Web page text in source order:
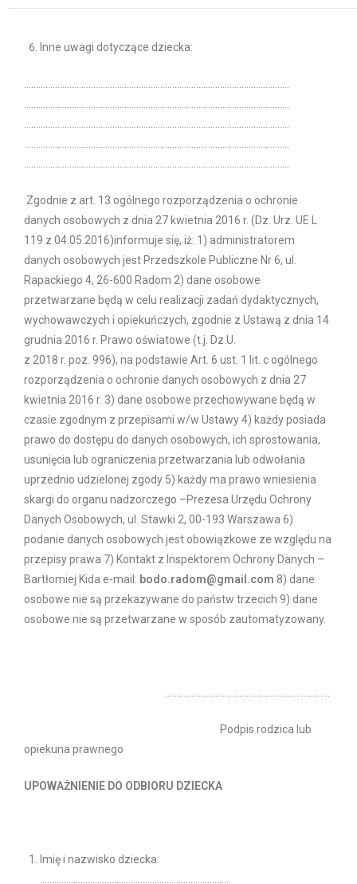
Inne uwagi dotyczące dziecka:
…………………………………………………………………………………………………
…………………………………………………………………………………………………
…………………………………………………………………………………………………
…………………………………………………………………………………………………
…………………………………………………………………………………………………
Zgodnie z art. 13 ogólnego rozporządzenia o ochronie
danych osobowych z dnia 27 kwietnia 2016 r. (Dz. Urz. UE L
119 z 04.05.2016)informuje się, iż: 1) administratorem
danych osobowych jest Przedszkole Publiczne Nr 6, ul.
Rapackiego 4, 26-600 Radom 2) dane osobowe
przetwarzane będą w celu realizacji zadań dydaktycznych,
wychowawczych i opiekuńczych, zgodnie z Ustawą z dnia 14
grudnia 2016 r. Prawo oświatowe (t.j. Dz.U.
z 2018 r. poz. 996), na podstawie Art. 6 ust. 1 lit. c ogólnego
rozporządzenia o ochronie danych osobowych z dnia 27
kwietnia 2016 r. 3) dane osobowe przechowywane będą w
czasie zgodnym z przepisami w/w Ustawy 4) każdy posiada
prawo do dostępu do danych osobowych, ich sprostowania,
usunięcia lub ograniczenia przetwarzania lub odwołania
uprzednio udzielonej zgody 5) każdy ma prawo wniesienia
skargi do organu nadzorczego –Prezesa Urzędu Ochrony
Danych Osobowych, ul. Stawki 2, 00-193 Warszawa 6)
podanie danych osobowych jest obowiązkowe ze względu na
przepisy prawa 7) Kontakt z Inspektorem Ochrony Danych –
Bartłomiej Kida e-mail: bodo.radom@gmail.com 8) dane
osobowe nie są przekazywane do państw trzecich 9) dane
osobowe nie są przetwarzane w sposób zautomatyzowany.
……………………………………………………………
Podpis rodzica lub
opiekuna prawnego
UPOWAŻNIENIE DO ODBIORU DZIECKA
Imię i nazwisko dziecka:
…………………………………………………………………….